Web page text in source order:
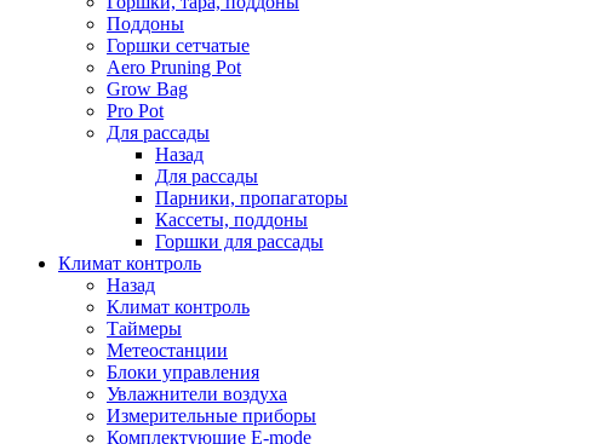
Поддоны
Горшки сетчатые
Aero Pruning Pot
Grow Bag
Pro Pot
Для рассады
Назад
Для рассады
Парники, пропагаторы
Кассеты, поддоны
Горшки для рассады
Климат контроль
Назад
Климат контроль
Таймеры
Метеостанции
Блоки управления
Увлажнители воздуха
Измерительные приборы
Комплектующие E-mode